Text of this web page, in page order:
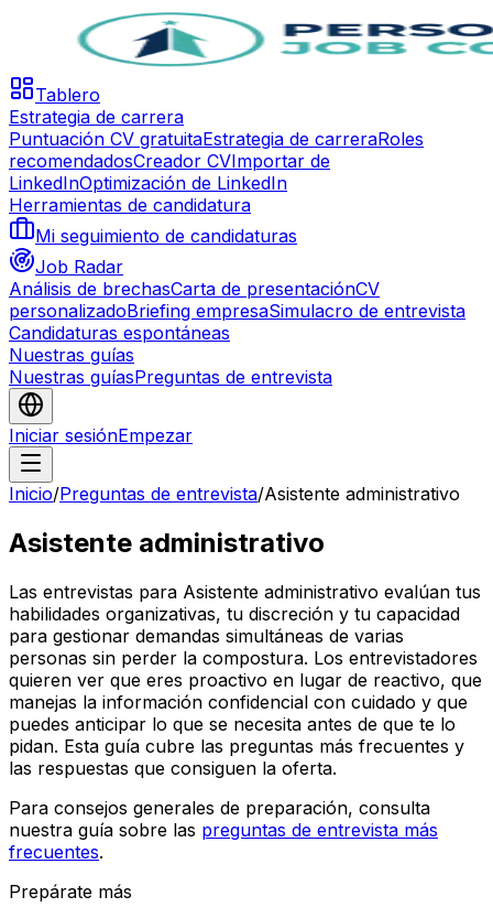
Tablero
Estrategia de carrera
Puntuación CV gratuitaEstrategia de carreraRoles
recomendadosCreador CVImportar de
LinkedInOptimización de LinkedIn
Herramientas de candidatura
Mi seguimiento de candidaturas
Job Radar
Análisis de brechasCarta de presentaciónCV
personalizadoBriefing empresaSimulacro de entrevista
Candidaturas espontáneas
Nuestras guías
Nuestras guíasPreguntas de entrevista
Iniciar sesiónEmpezar
Inicio/Preguntas de entrevista/Asistente administrativo
Asistente administrativo
Las entrevistas para Asistente administrativo evalúan tus
habilidades organizativas, tu discreción y tu capacidad
para gestionar demandas simultáneas de varias
personas sin perder la compostura. Los entrevistadores
quieren ver que eres proactivo en lugar de reactivo, que
manejas la información confidencial con cuidado y que
puedes anticipar lo que se necesita antes de que te lo
pidan. Esta guía cubre las preguntas más frecuentes y
las respuestas que consiguen la oferta.
Para consejos generales de preparación, consulta
nuestra guía sobre las preguntas de entrevista más
frecuentes.
Prepárate más